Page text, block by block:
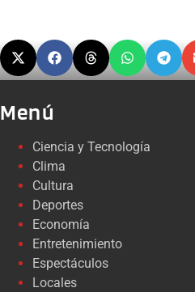
Menú
Ciencia y Tecnología
Clima
Cultura
Deportes
Economía
Entretenimiento
Espectáculos
Locales